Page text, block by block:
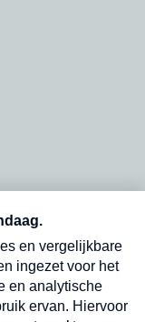
op onze
in
Verzend